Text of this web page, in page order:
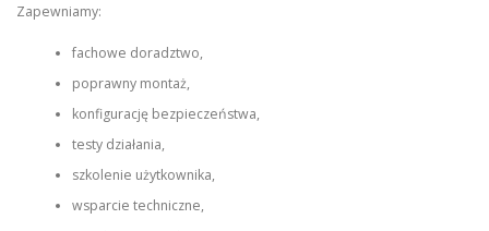
Zapewniamy:
fachowe doradztwo,
poprawny montaż,
konfigurację bezpieczeństwa,
testy działania,
szkolenie użytkownika,
wsparcie techniczne,